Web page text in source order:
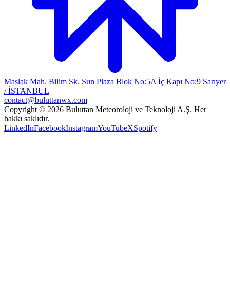
Maslak Mah. Bilim Sk. Sun Plaza Blok No:5A İç Kapı No:9 Sarıyer
/ İSTANBUL
contact@buluttanwx.com
Copyright © 2026 Buluttan Meteoroloji ve Teknoloji A.Ş. Her
hakkı saklıdır.
LinkedInFacebookInstagramYouTubeXSpotify